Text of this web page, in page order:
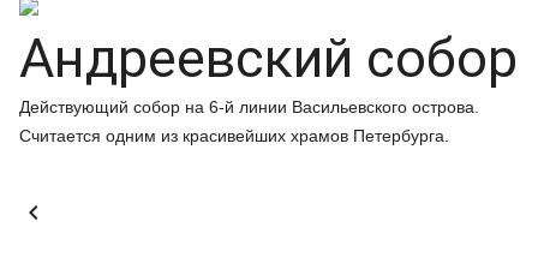
Андреевский собор
Действующий собор на 6-й линии Васильевского острова.
Считается одним из красивейших храмов Петербурга.
